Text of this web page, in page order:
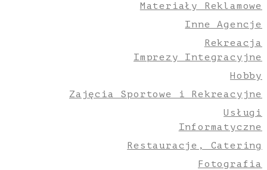
Materiały Reklamowe
Inne Agencje
Rekreacja
Imprezy Integracyjne
Hobby
Zajęcia Sportowe i Rekreacyjne
Usługi
Informatyczne
Restauracje, Catering
Fotografia